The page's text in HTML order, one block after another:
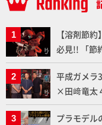
【溶剤節
必見!! 「節
「カートリ
地を「HG
平成ガメラ
×田﨑竜太
メラ永久保
プラモデル